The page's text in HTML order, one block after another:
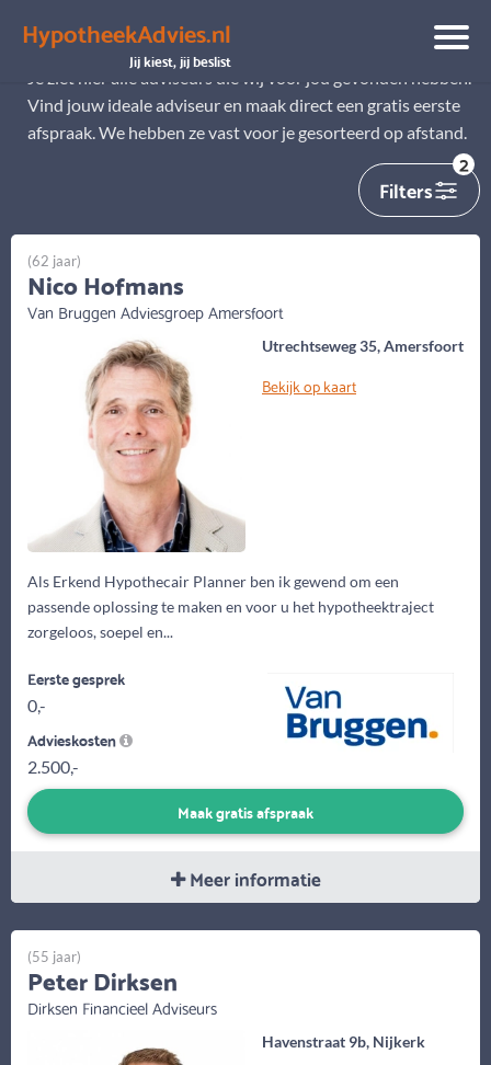
HypotheekAdvies.nl
Jij kiest, jij beslist
Alle adviseurs
Je ziet hier alle adviseurs die wij voor jou gevonden hebben.
Vind jouw ideale adviseur en maak direct een gratis eerste
afspraak. We hebben ze vast voor je gesorteerd op afstand.
Filters
2
Utrechtseweg 35, Amersfoort
Bekijk op kaart
Als Erkend Hypothecair Planner ben ik gewend om een
passende oplossing te maken en voor u het hypotheektraject
zorgeloos, soepel en...
(62 jaar)
Nico Hofmans
Van Bruggen Adviesgroep Amersfoort
Eerste gesprek
0,-
Advieskosten
2.500,-
Maak gratis afspraak
Meer informatie
Havenstraat 9b, Nijkerk
(55 jaar)
Peter Dirksen
Dirksen Financieel Adviseurs